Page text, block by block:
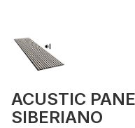
ACUSTIC
SIBERIANO